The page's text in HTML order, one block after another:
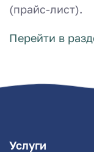
(прайс-лист).
Перейти в
Услуги